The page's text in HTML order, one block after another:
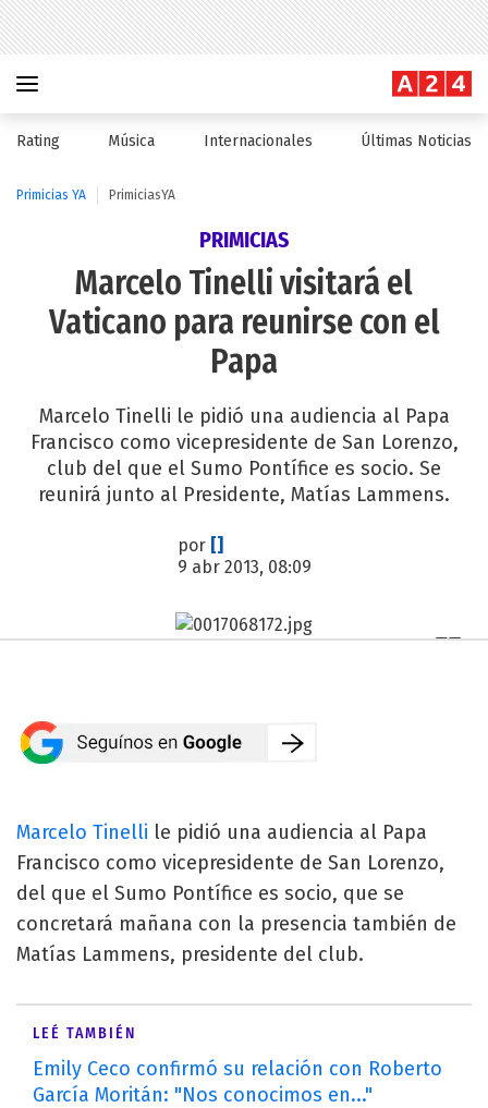
Rating Música Internacionales Últimas Noticias
Primicias YA PrimiciasYA
PRIMICIAS
Marcelo Tinelli visitará el
Vaticano para reunirse con el
Papa
Marcelo Tinelli le pidió una audiencia al Papa
Francisco como vicepresidente de San Lorenzo,
club del que el Sumo Pontífice es socio. Se
reunirá junto al Presidente, Matías Lammens.
por []
9 abr 2013, 08:09
Marcelo Tinelli le pidió una audiencia al Papa
Francisco como vicepresidente de San Lorenzo,
del que el Sumo Pontífice es socio, que se
concretará mañana con la presencia también de
Matías Lammens, presidente del club.
LEÉ TAMBIÉN
Emily Ceco confirmó su relación con Roberto
García Moritán: "Nos conocimos en..."